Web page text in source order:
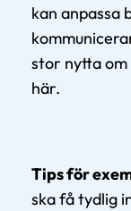
kan anpassa
stor nytta
här.
Tips för
ska få tydlig